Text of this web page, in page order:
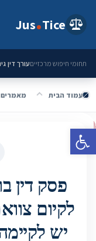
פתח סרגל נגישות
Jus Tice
תחומי חיפוש מרכזייםעורך דין
עמוד הבית
פסק דין
לקיום